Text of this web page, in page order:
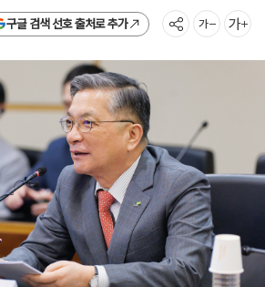
구글 검색 선호 출처로 추가